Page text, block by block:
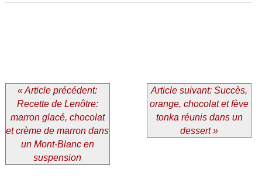
« Article précédent:
Recette de Lenôtre:
marron glacé, chocolat
et crème de marron dans
un Mont-Blanc en
suspension
Article suivant: Succès,
orange, chocolat et fève
tonka réunis dans un
dessert »